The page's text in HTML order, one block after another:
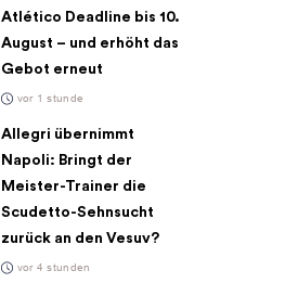
Atlético Deadline bis 10.
August – und erhöht das
Gebot erneut
vor 1 stunde
Allegri übernimmt
Napoli: Bringt der
Meister-Trainer die
Scudetto-Sehnsucht
zurück an den Vesuv?
vor 4 stunden